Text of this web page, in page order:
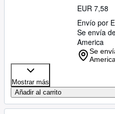
EUR 7,58
Envío por
Se envía
America
Se
America
Mostrar más
Añadir al carrito